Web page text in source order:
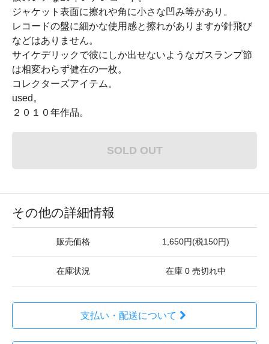
ジャケット表面に擦れや角に小さな凹み等があり。
レコードの盤に細かな使用感と擦れがありますが針飛び
などはありません。
サイケデリックで彼にしか出せないようなガスランプ節
は相変わらず健在の一枚。
コレクターズアイテム。
used。
２０１０年作品。
SOLD OUT
その他の詳細情報
販売価格 1,650円(税150円)
在庫状況 在庫 0 売切れ中
支払い・配送について